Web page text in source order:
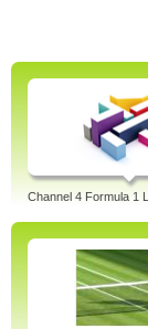
Channel 4 Formula 1